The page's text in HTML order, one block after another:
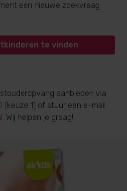
een nieuwe zoekvraag
te vinden
aanbieden via
(keuze 1) of stuur een e-mail
. Wij helpen je graag!